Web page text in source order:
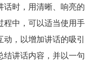
时，用清晰、响亮的
程中，可以适当使用手
，以增加讲话的吸引
结讲话内容，并以一句